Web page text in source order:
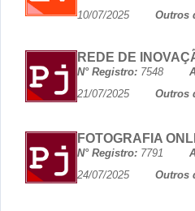
10/07/2025 Outros
REDE DE
N° Registro: 7548
21/07/2025 Outros
FOTOGRAFIA
N° Registro: 7791
24/07/2025 Outros